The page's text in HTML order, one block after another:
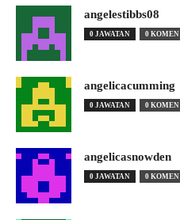
angelestibbs08
0 JAWATAN 0 KOMEN
angelicacumming
0 JAWATAN 0 KOMEN
angelicasnowden
0 JAWATAN 0 KOMEN